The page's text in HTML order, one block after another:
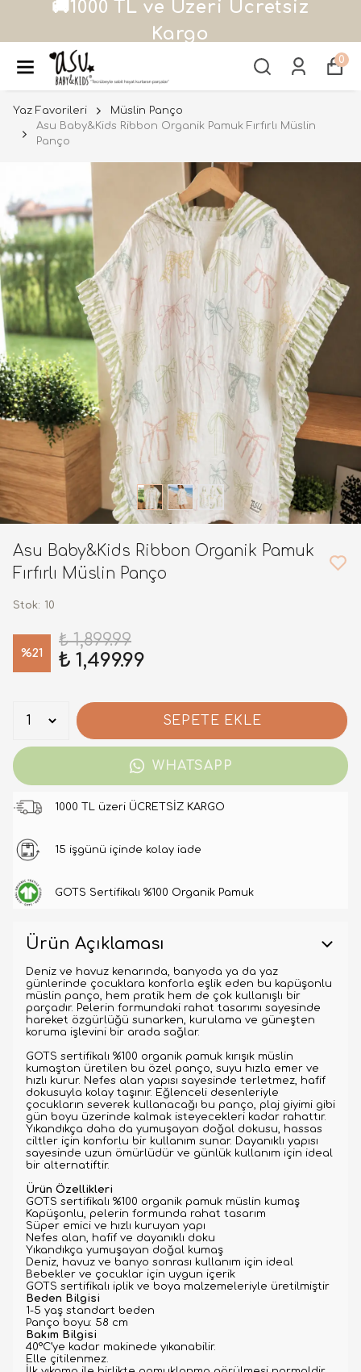
çeki!
0
Yaz Favorileri
Müslin Panço
Asu Baby&Kids Ribbon Organik Pamuk Fırfırlı Müslin
Panço
Asu Baby&Kids Ribbon Organik Pamuk
Fırfırlı Müslin Panço
Stok: 10
%21
₺ 1,899.99
₺ 1,499.99
SEPETE EKLE
WHATSAPP
1000 TL üzeri ÜCRETSİZ KARGO
15 işgünü içinde kolay iade
GOTS Sertifikalı %100 Organik Pamuk
Ürün Açıklaması
Deniz ve havuz kenarında, banyoda ya da yaz
günlerinde çocuklara konforla eşlik eden bu kapüşonlu
müslin panço, hem pratik hem de çok kullanışlı bir
parçadır. Pelerin formundaki rahat tasarımı sayesinde
hareket özgürlüğü sunarken, kurulama ve güneşten
koruma işlevini bir arada sağlar.
GOTS sertifikalı %100 organik pamuk kırışık müslin
kumaştan üretilen bu özel panço, suyu hızla emer ve
hızlı kurur. Nefes alan yapısı sayesinde terletmez, hafif
dokusuyla kolay taşınır. Eğlenceli desenleriyle
çocukların severek kullanacağı bu panço, plaj giyimi gibi
gün boyu üzerinde kalmak isteyecekleri kadar rahattır.
Yıkandıkça daha da yumuşayan doğal dokusu, hassas
ciltler için konforlu bir kullanım sunar. Dayanıklı yapısı
sayesinde uzun ömürlüdür ve günlük kullanım için ideal
bir alternatiftir.
Ürün Özellikleri
GOTS sertifikalı %100 organik pamuk müslin kumaş
Kapüşonlu, pelerin formunda rahat tasarım
Süper emici ve hızlı kuruyan yapı
Nefes alan, hafif ve dayanıklı doku
Yıkandıkça yumuşayan doğal kumaş
Deniz, havuz ve banyo sonrası kullanım için ideal
Bebekler ve çocuklar için uygun içerik
GOTS sertifikalı iplik ve boya malzemeleriyle üretilmiştir
Beden Bilgisi
1-5 yaş standart beden
Panço boyu: 58 cm
Bakım Bilgisi
40°C’ye kadar makinede yıkanabilir.
Elle çitilenmez.